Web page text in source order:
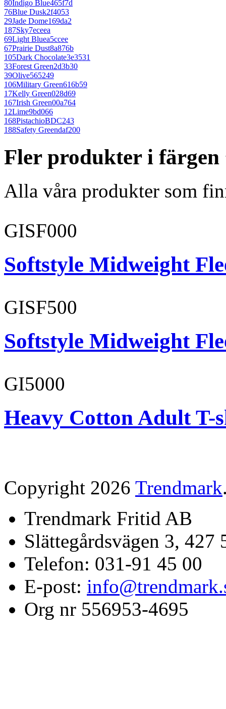
80Indigo Blue465f7d
76Blue Dusk2f4053
29Jade Dome169da2
187Sky7eceea
69Light Bluea5ccee
67Prairie Dust8a876b
105Dark Chocolate3e3531
33Forest Green2d3b30
39Olive565249
106Military Green616b59
17Kelly Green028d69
167Irish Green00a764
12Lime9bd066
168PistachioBDC243
188Safety Greendaf200
Fler produkter i färgen
Alla våra produkter som
GISF000
Softstyle Midweight
GISF500
Softstyle Midweight
GI5000
Heavy Cotton Adult T-
Copyright 2026 Trendmark
Trendmark Fritid AB
Slättegårdsvägen 3,
Telefon: 031-91 45 00
E-post:
Org nr 556953-4695